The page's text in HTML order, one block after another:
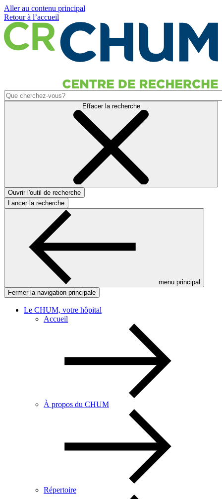
Aller au contenu principal
Retour à l’accueil
Effacer la recherche
Ouvrir l'outil de recherche
Lancer la recherche
menu principal
Fermer la navigation principale
Le CHUM, votre hôpital
Accueil
À propos du CHUM
Répertoire